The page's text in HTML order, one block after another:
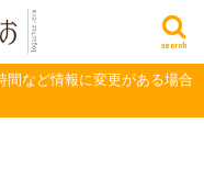
search
間など情報に変更がある場合